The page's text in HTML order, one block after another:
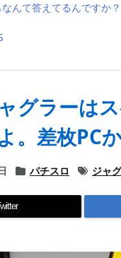
んて答えてるんですか
ャグラーは
。差枚PC
パチスロ ジャ